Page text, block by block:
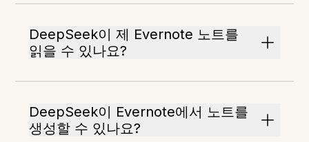
DeepSeek이 제 Evernote 노트를
읽을 수 있나요?
DeepSeek이 Evernote에서 노트를
생성할 수 있나요?